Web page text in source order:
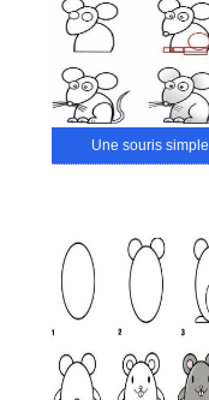
Une souris simple